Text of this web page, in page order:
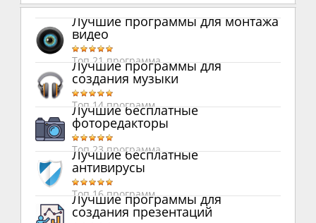
Лучшие программы для монтажа
видео
Топ 21 программа
Лучшие программы для
создания музыки
Топ 14 программ
Лучшие бесплатные
фоторедакторы
Топ 23 программа
Лучшие бесплатные
антивирусы
Топ 16 программ
Лучшие программы для
создания презентаций